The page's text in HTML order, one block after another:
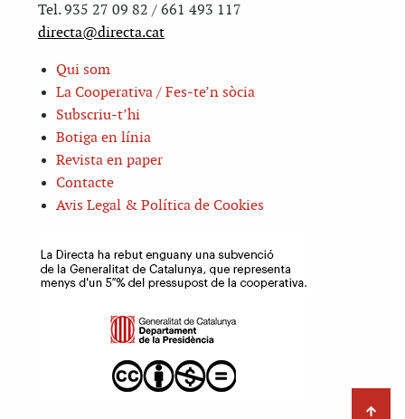
Tel. 935 27 09 82 / 661 493 117
directa@directa.cat
Qui som
La Cooperativa / Fes-te’n sòcia
Subscriu-t’hi
Botiga en línia
Revista en paper
Contacte
Avis Legal & Política de Cookies